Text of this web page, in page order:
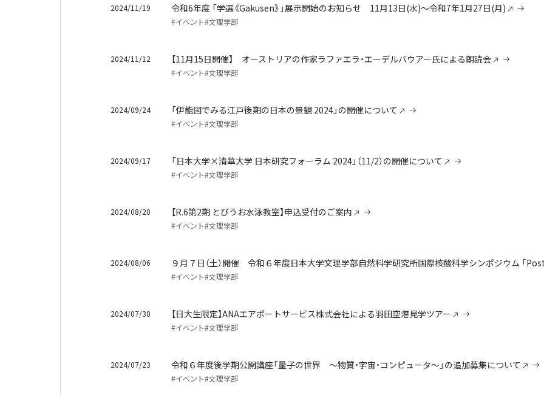
2024/11/19 令和6年度 「学選《Gakusen》」展示開始のお知らせ 11月13日(水)～令和7年1月27日(月)
#イベント#文理学部
2024/11/12 【11月15日開催】 オーストリアの作家ラファエラ・エーデルバウアー氏による朗読会
#イベント#文理学部
2024/09/24 「伊能図でみる江戸後期の日本の景観 2024」の開催について
#イベント#文理学部
2024/09/17 「日本大学×清華大学 日本研究フォーラム 2024」（11/2）の開催について
#イベント#文理学部
2024/08/20 【R.6第2期 とびうお水泳教室】申込受付のご案内
#イベント#文理学部
2024/08/06 ９月７日（土）開催 令和６年度日本大学文理学部自然科学研究所国際核酸科学シンポジウム 「
#イベント#文理学部
2024/07/30 【日大生限定】ANAエアポートサービス株式会社による羽田空港見学ツアー
#イベント#文理学部
2024/07/23 令和６年度後学期公開講座「量子の世界 ～物質・宇宙・コンピュータ～」の追加募集について
#イベント#文理学部